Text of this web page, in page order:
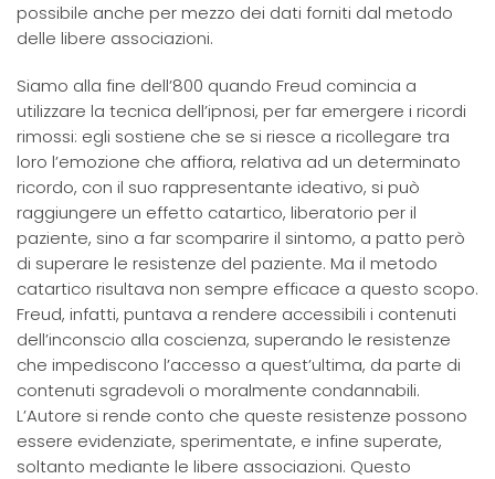
possibile anche per mezzo dei dati forniti dal metodo
delle libere associazioni.
Siamo alla fine dell’800 quando Freud comincia a
utilizzare la tecnica dell’ipnosi, per far emergere i ricordi
rimossi: egli sostiene che se si riesce a ricollegare tra
loro l’emozione che affiora, relativa ad un determinato
ricordo, con il suo rappresentante ideativo, si può
raggiungere un effetto catartico, liberatorio per il
paziente, sino a far scomparire il sintomo, a patto però
di superare le resistenze del paziente. Ma il metodo
catartico risultava non sempre efficace a questo scopo.
Freud, infatti, puntava a rendere accessibili i contenuti
dell’inconscio alla coscienza, superando le resistenze
che impediscono l’accesso a quest’ultima, da parte di
contenuti sgradevoli o moralmente condannabili.
L’Autore si rende conto che queste resistenze possono
essere evidenziate, sperimentate, e infine superate,
soltanto mediante le libere associazioni. Questo